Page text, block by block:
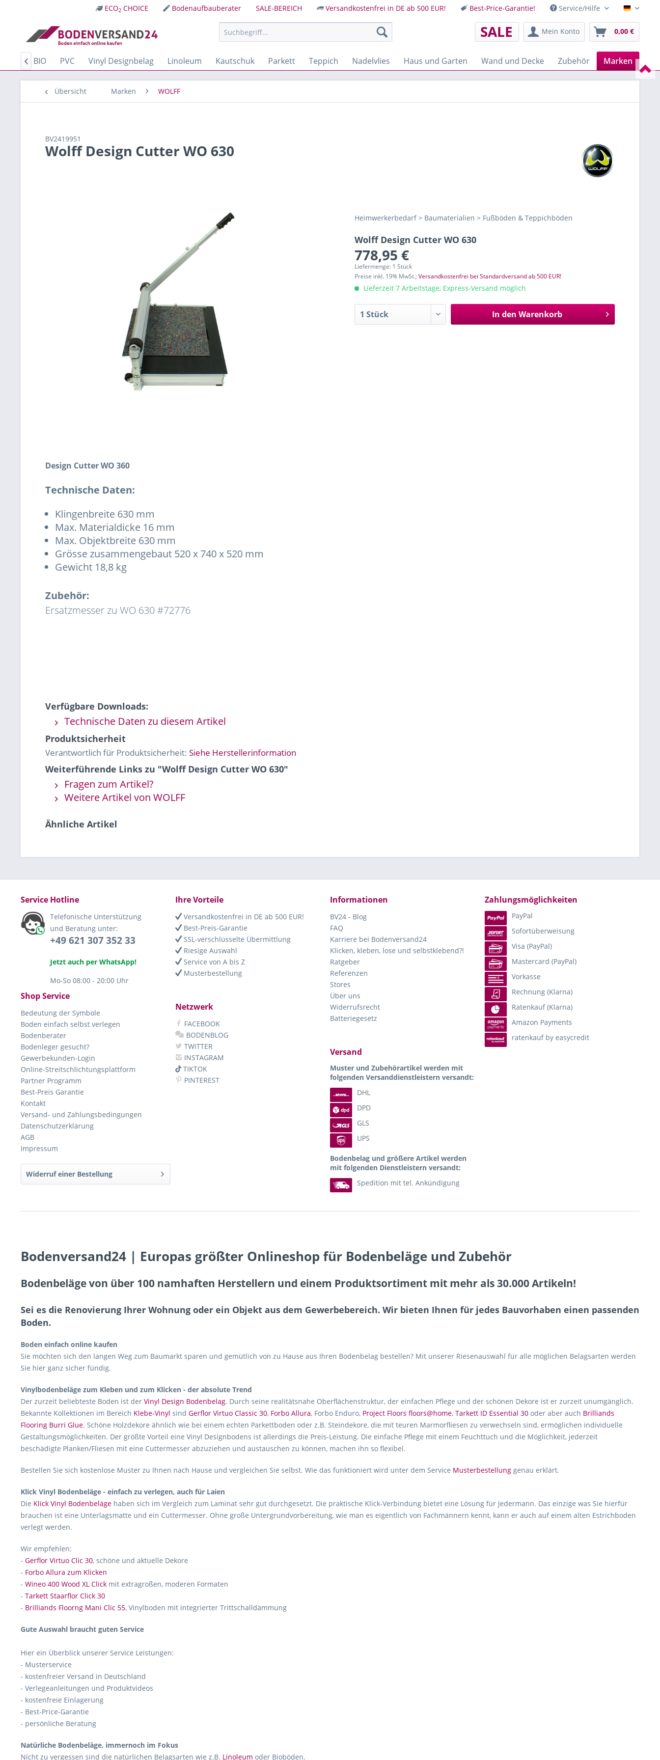
ECO2 CHOICE Bodenaufbauberater SALE-BEREICH Versandkostenfrei in DE ab 500 EUR! Best-Price-Garantie! Service/Hilfe Deutsch
SALE Mein Konto 0,00 €
BIO PVC Vinyl Designbelag Linoleum Kautschuk Parkett Teppich Nadelvlies Haus und Garten Wand und Decke Zubehör Marken

Übersicht Marken WOLFF
BV2419951
Wolff Design Cutter WO 630
Heimwerkerbedarf > Baumaterialien > Fußböden & Teppichböden
Wolff Design Cutter WO 630
778,95 €
Liefermenge: 1 Stück
Preise inkl. 19% MwSt.;Versandkostenfrei bei Standardversand ab 500 EUR!
Lieferzeit 7 Arbeitstage, Express-Versand möglich
In den Warenkorb
Design Cutter WO 360
Technische Daten:
Klingenbreite 630 mm
Max. Materialdicke 16 mm
Max. Objektbreite 630 mm
Grösse zusammengebaut 520 x 740 x 520 mm
Gewicht 18,8 kg
Zubehör:
Ersatzmesser zu WO 630 #72776
Verfügbare Downloads:
Technische Daten zu diesem Artikel
Produktsicherheit
Verantwortlich für Produktsicherheit: Siehe Herstellerinformation
Weiterführende Links zu "Wolff Design Cutter WO 630"
Fragen zum Artikel?
Weitere Artikel von WOLFF
Ähnliche Artikel
Service Hotline
Telefonische Unterstützung
und Beratung unter:
+49 621 307 352 33
Jetzt auch per WhatsApp!
Mo-So 08:00 - 20:00 Uhr
Shop Service
Bedeutung der Symbole
Boden einfach selbst verlegen
Bodenberater
Bodenleger gesucht?
Gewerbekunden-Login
Online-Streitschlichtungsplattform
Partner Programm
Best-Preis Garantie
Kontakt
Versand- und Zahlungsbedingungen
Datenschutzerklärung
AGB
Impressum
Widerruf einer Bestellung
Ihre Vorteile
Versandkostenfrei in DE ab 500 EUR!
Best-Preis-Garantie
SSL-verschlüsselte Übermittlung
Riesige Auswahl
Service von A bis Z
Musterbestellung
Netzwerk
FACEBOOK
BODENBLOG
TWITTER
INSTAGRAM
TIKTOK
PINTEREST
Informationen
BV24 - Blog
FAQ
Karriere bei Bodenversand24
Klicken, kleben, lose und selbstklebend?!
Ratgeber
Referenzen
Stores
Über uns
Widerrufsrecht
Batteriegesetz
Versand
Muster und Zubehörartikel werden mit
folgenden Versanddienstleistern versandt:
DHL
DPD
GLS
UPS
Bodenbelag und größere Artikel werden
mit folgenden Dienstleistern versandt:
Spedition mit tel. Ankündigung
Zahlungsmöglichkeiten
PayPal
Sofortüberweisung
Visa (PayPal)
Mastercard (PayPal)
Vorkasse
Rechnung (Klarna)
Ratenkauf (Klarna)
Amazon Payments
ratenkauf by easycredit
Bodenversand24 | Europas größter Onlineshop für Bodenbeläge und Zubehör
Bodenbeläge von über 100 namhaften Herstellern und einem Produktsortiment mit mehr als 30.000 Artikeln!
Sei es die Renovierung Ihrer Wohnung oder ein Objekt aus dem Gewerbebereich. Wir bieten Ihnen für jedes Bauvorhaben einen passenden
Boden.
Boden einfach online kaufen
Sie möchten sich den langen Weg zum Baumarkt sparen und gemütlich von zu Hause aus Ihren Bodenbelag bestellen? Mit unserer Riesenauswahl für alle möglichen Belagsarten werden
Sie hier ganz sicher fündig.
Vinylbodenbeläge zum Kleben und zum Klicken - der absolute Trend
Der zurzeit beliebteste Boden ist der Vinyl Design Bodenbelag. Durch seine realitätsnahe Oberflächenstruktur, der einfachen Pflege und der schönen Dekore ist er zurzeit unumgänglich.
Bekannte Kollektionen im Bereich Klebe-Vinyl sind Gerflor Virtuo Classic 30, Forbo Allura, Forbo Enduro, Project Floors floors@home, Tarkett ID Essential 30 oder aber auch Brilliands
Flooring Burri Glue. Schöne Holzdekore ähnlich wie bei einem echten Parkettboden oder z.B. Steindekore, die mit teuren Marmorfliesen zu verwechseln sind, ermöglichen individuelle
Gestaltungsmöglichkeiten. Der größte Vorteil eine Vinyl Designbodens ist allerdings die Preis-Leistung. Die einfache Pflege mit einem Feuchttuch und die Möglichkeit, jederzeit
beschädigte Planken/Fliesen mit eine Cuttermesser abzuziehen und austauschen zu können, machen ihn so flexibel.
Bestellen Sie sich kostenlose Muster zu Ihnen nach Hause und vergleichen Sie selbst. Wie das funktioniert wird unter dem Service Musterbestellung genau erklärt.
Klick Vinyl Bodenbeläge - einfach zu verlegen, auch für Laien
Die Klick Vinyl Bodenbeläge haben sich im Vergleich zum Laminat sehr gut durchgesetzt. Die praktische Klick-Verbindung bietet eine Lösung für Jedermann. Das einzige was Sie hierfür
brauchen ist eine Unterlagsmatte und ein Cuttermesser. Ohne große Untergrundvorbereitung, wie man es eigentlich von Fachmännern kennt, kann er auch auf einem alten Estrichboden
verlegt werden.
Wir empfehlen:
- Gerflor Virtuo Clic 30, schöne und aktuelle Dekore
- Forbo Allura zum Klicken
- Wineo 400 Wood XL Click mit extragroßen, moderen Formaten
- Tarkett Staarflor Click 30
- Brilliands Floorng Mani Clic 55, Vinylboden mit integrierter Trittschalldämmung
Gute Auswahl braucht guten Service
Hier ein Überblick unserer Service Leistungen:
- Musterservice
- kostenfreier Versand in Deutschland
- Verlegeanleitungen und Produktvideos
- kostenfreie Einlagerung
- Best-Price-Garantie
- persönliche Beratung
Natürliche Bodenbeläge, immernoch im Fokus
Nicht zu vergessen sind die natürlichen Belagsarten wie z.B. Linoleum oder Bioböden.